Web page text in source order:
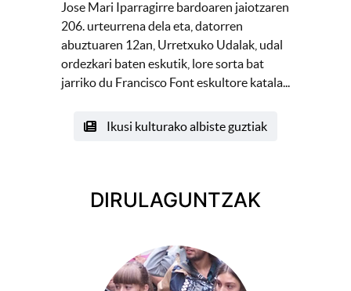
Jose Mari Iparragirre bardoaren jaiotzaren
206. urteurrena dela eta, datorren
abuztuaren 12an, Urretxuko Udalak, udal
ordezkari baten eskutik, lore sorta bat
jarriko du Francisco Font eskultore katala...
Ikusi kulturako albiste guztiak
DIRULAGUNTZAK